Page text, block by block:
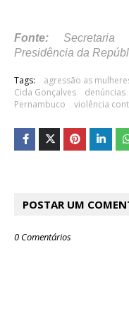
Fonte: Secretaria
Presidência da
Tags: agressão as
Cida Gonçalves
denúncias
Pernambuco
violência
POSTAR UM
0 Comentários